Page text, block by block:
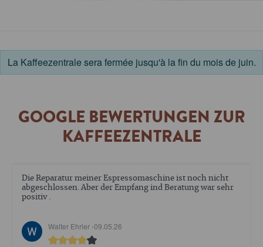
La Kaffeezentrale sera fermée jusqu'à la fin du mois de juin.
GOOGLE BEWERTUNGEN ZUR
KAFFEEZENTRALE
Die Reparatur meiner Espressomaschine ist noch nicht
abgeschlossen. Aber der Empfang ind Beratung war sehr
positiv .
Walter Ehrler -09.05.26